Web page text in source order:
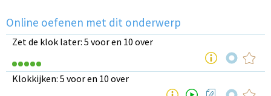
Online oefenen met dit onderwerp
Zet de klok later: 5 voor en 10 over
Klokkijken: 5 voor en 10 over